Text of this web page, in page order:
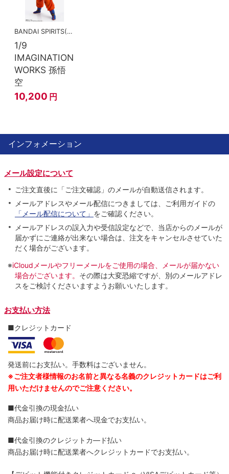
BANDAI SPIRITS(バンダイスピリッツ)
1/9
IMAGINATION
WORKS 孫悟
空
10,200 円
インフォメーション
メール設定について
ご注文直後に「ご注文確認」のメールが自動送信されます。
メールアドレスやメール配信につきましては、ご利用ガイドの
「メール配信について」 をご確認ください。
メールアドレスの誤入力や受信設定などで、当店からのメールが
届かずにご連絡が出来ない場合は、注文をキャンセルさせていた
だく場合がございます。
※iCloudメールやフリーメールをご使用の場合、メールが届かない
場合がございます。 その際は大変恐縮ですが、別のメールアドレ
スをご検討くださいますようお願いいたします。
お支払い方法
■クレジットカード
発送前にお支払い。手数料はございません。
※ご注文者様情報のお名前と異なる名義のクレジットカードはご利
用いただけませんのでご注意ください。
■代金引換の現金払い
商品お届け時に配送業者へ現金でお支払い。
■代金引換のクレジットカ―ド払い
商品お届け時に配送業者へクレジットカードでお支払い。